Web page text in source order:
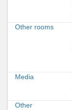
Other rooms
Media
Other